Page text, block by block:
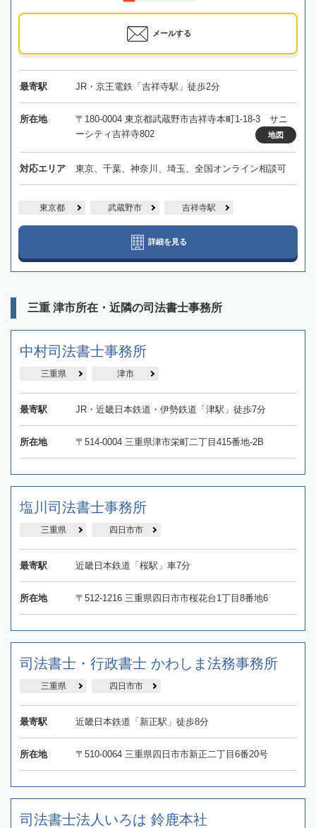
メールする
最寄駅 JR・京王電鉄「吉祥寺駅」徒歩2分
所在地
〒180-0004 東京都武蔵野市吉祥寺本町1-18-3 サニ
ーシティ吉祥寺802
地図
対応エリア 東京、千葉、神奈川、埼玉、全国オンライン相談可
東京都 武蔵野市 吉祥寺駅
詳細を見る
三重 津市所在・近隣の司法書士事務所
中村司法書士事務所
三重県 津市
最寄駅 JR・近畿日本鉄道・伊勢鉄道「津駅」徒歩7分
所在地 〒514-0004 三重県津市栄町二丁目415番地-2B
塩川司法書士事務所
三重県 四日市市
最寄駅 近畿日本鉄道「桜駅」車7分
所在地 〒512-1216 三重県四日市市桜花台1丁目8番地6
司法書士・行政書士 かわしま法務事務所
三重県 四日市市
最寄駅 近畿日本鉄道「新正駅」徒歩8分
所在地 〒510-0064 三重県四日市市新正二丁目6番20号
司法書士法人いろは 鈴鹿本社